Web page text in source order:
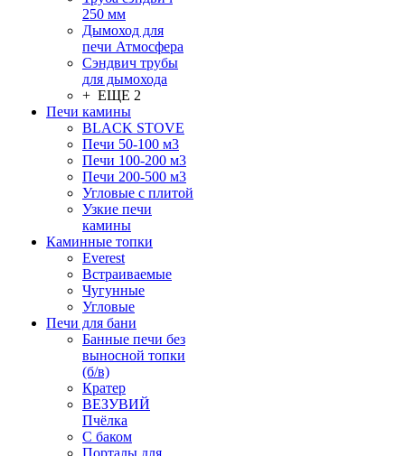
250 мм
Дымоход для
печи Атмосфера
Сэндвич трубы
для дымохода
+ ЕЩЕ 2
Печи камины
BLACK STOVE
Печи 50-100 м3
Печи 100-200 м3
Печи 200-500 м3
Угловые с плитой
Узкие печи
камины
Каминные топки
Everest
Встраиваемые
Чугунные
Угловые
Печи для бани
Банные печи без
выносной топки
(б/в)
Кратер
ВЕЗУВИЙ
Пчёлка
С баком
Порталы для